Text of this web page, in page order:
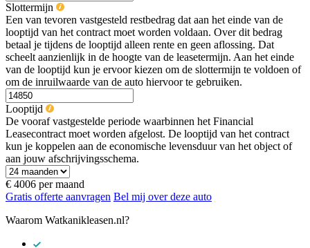
Slottermijn
Een van tevoren vastgesteld restbedrag dat aan het einde van de
looptijd van het contract moet worden voldaan. Over dit bedrag
betaal je tijdens de looptijd alleen rente en geen aflossing. Dat
scheelt aanzienlijk in de hoogte van de leasetermijn. Aan het einde
van de looptijd kun je ervoor kiezen om de slottermijn te voldoen of
om de inruilwaarde van de auto hiervoor te gebruiken.
Looptijd
De vooraf vastgestelde periode waarbinnen het Financial
Leasecontract moet worden afgelost. De looptijd van het contract
kun je koppelen aan de economische levensduur van het object of
aan jouw afschrijvingsschema.
€ 4006 per maand
Gratis offerte aanvragen Bel mij over deze auto
Waarom Watkanikleasen.nl?